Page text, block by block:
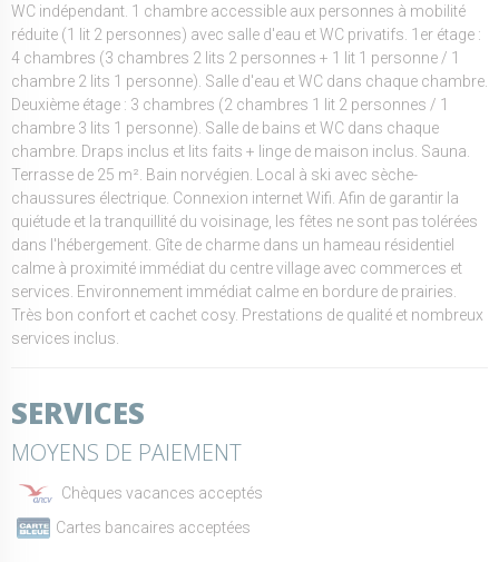
WC indépendant. 1 chambre accessible aux personnes à mobilité
réduite (1 lit 2 personnes) avec salle d'eau et WC privatifs. 1er étage :
4 chambres (3 chambres 2 lits 2 personnes + 1 lit 1 personne / 1
chambre 2 lits 1 personne). Salle d'eau et WC dans chaque chambre.
Deuxième étage : 3 chambres (2 chambres 1 lit 2 personnes / 1
chambre 3 lits 1 personne). Salle de bains et WC dans chaque
chambre. Draps inclus et lits faits + linge de maison inclus. Sauna.
Terrasse de 25 m². Bain norvégien. Local à ski avec sèche-
chaussures électrique. Connexion internet Wifi. Afin de garantir la
quiétude et la tranquillité du voisinage, les fêtes ne sont pas tolérées
dans l'hébergement. Gîte de charme dans un hameau résidentiel
calme à proximité immédiat du centre village avec commerces et
services. Environnement immédiat calme en bordure de prairies.
Très bon confort et cachet cosy. Prestations de qualité et nombreux
services inclus.
SERVICES
MOYENS DE PAIEMENT
Chèques vacances acceptés
Cartes bancaires acceptées